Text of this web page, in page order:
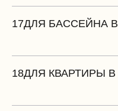
17ДЛЯ БАССЕЙНА
18ДЛЯ КВАРТИРЫ